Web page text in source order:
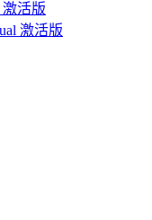
激活版
激活版